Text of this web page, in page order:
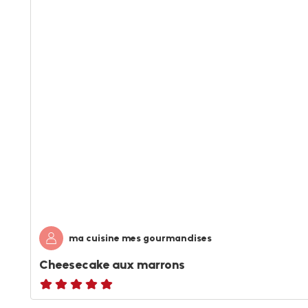
ma cuisine mes gourmandises
Cheesecake aux marrons
ratings.NaN